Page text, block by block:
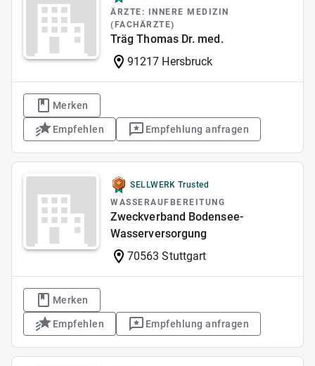
ÄRZTE: INNERE MEDIZIN
(FACHÄRZTE)
Träg Thomas Dr. med.
91217 Hersbruck
Merken
Empfehlen Empfehlung anfragen
SELLWERK Trusted
WASSERAUFBEREITUNG
Zweckverband Bodensee-
Wasserversorgung
70563 Stuttgart
Merken
Empfehlen Empfehlung anfragen